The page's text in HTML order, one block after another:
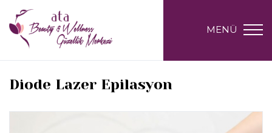
MENÜ
Diode Lazer Epilasyon